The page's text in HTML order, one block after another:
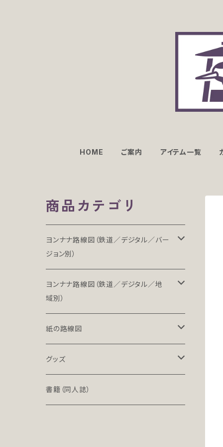
HOME ご案内 アイテム一覧
商品カテゴリ
ヨンナナ路線図（鉄道／デジタル／バー
ジョン別）
LT（ライト）
LT-NC（ライト／ノンクレジット版）
PRO（プロ）
PRO-NC（プロ／ノンクレジット版）
ヨンナナ路線図（鉄道／デジタル／地
域別）
北海道・東北地方の鉄道（デジタル）
関東地方の鉄道（デジタル）
中部地方の鉄道（デジタル）
紙の路線図
鉄道路線図
高速道路案内図
グッズ
文具（クリアファイル）
書籍（同人誌）